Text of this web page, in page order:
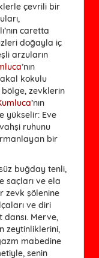
çevrili bir
caretta
doğayla iç
arzuların
’nın
kokulu
bölge, zevklerin
’nın
yükselir: Eve
ruhunu
bir
buğday tenli,
saçları ve ela
zevk şölenine
ve diri
Merve,
zeytinliklerini,
mabedine
senin